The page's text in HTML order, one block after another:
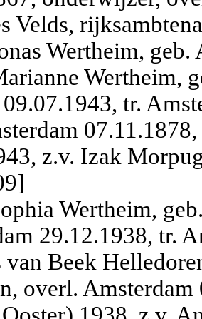
Velds,
Wertheim,
Wertheim,
tr.
z.v. Izak
Wertheim,
29.12.1938, tr.
Beek
overl.